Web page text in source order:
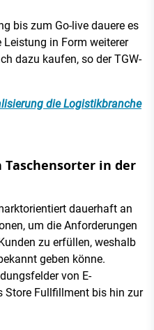
bis zum Go-live dauere es
in Form weiterer
dazu kaufen, so der TGW-
die Logistikbranche
in der
dauerhaft an
um die Anforderungen
zu erfüllen, weshalb
geben könne.
von E-
Store Fullfillment bis hin zur